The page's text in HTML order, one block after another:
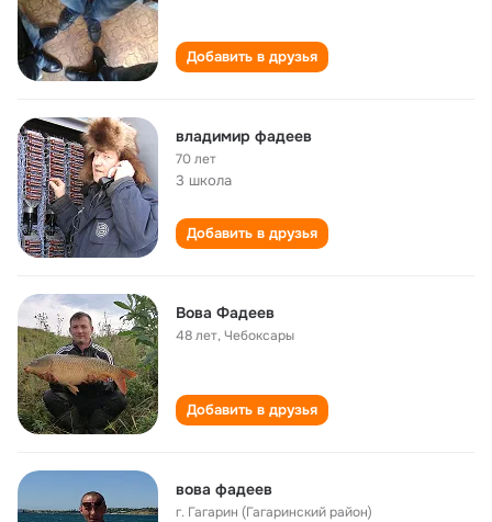
Добавить в друзья
владимир фадеев
70 лет
3 школа
Добавить в друзья
Вова Фадеев
48 лет,Чебоксары
Добавить в друзья
вова фадеев
г. Гагарин (Гагаринский район)